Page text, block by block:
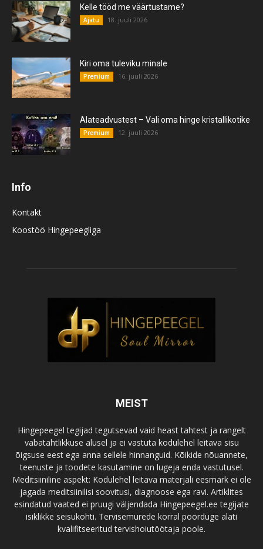
Kelle tööd me väärtustame?
Ajatu 18. juuli 2026
Kiri oma tuleviku minale
Premium 16. juuli 2026
Alateadvustest – Vali oma hinge kristallikotike
Premium 12. juuli 2026
Info
Kontakt
Koostöö Hingepeegliga
MEIST
Hingepeegel tegijad tegutsevad vaid heast tahtest ja rangelt
vabatahtlikkuse alusel ja ei vastuta kodulehel leitava sisu
õigsuse eest ega anna sellele hinnanguid. Kõikide nõuannete,
teenuste ja toodete kasutamine on lugeja enda vastutusel.
Meditsiiniline aspekt: Kodulehel leitava materjali eesmärk ei ole
jagada meditsiinilisi soovitusi, diagnoose ega ravi. Artiklites
esindatud vaated ei pruugi väljendada Hingepeegel.ee tegijate
isiklikke seisukohti. Tervisemurede korral pöörduge alati
kvalifitseeritud tervishoiutöötaja poole.